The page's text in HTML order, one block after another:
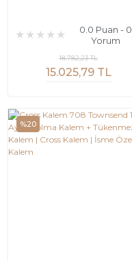
0.0 Puan - 0
Yorum
15.025,79 TL
18.782,23 TL
%20